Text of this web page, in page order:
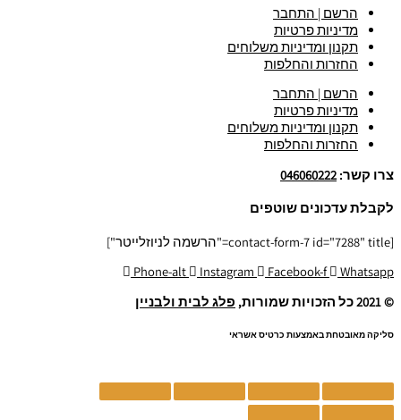
הרשם | התחבר
מדיניות פרטיות
תקנון ומדיניות משלוחים
החזרות והחלפות
הרשם | התחבר
מדיניות פרטיות
תקנון ומדיניות משלוחים
החזרות והחלפות
צרו קשר: 046060222
לקבלת עדכונים שוטפים
[contact-form-7 id="7288" title="הרשמה לניוזלייטר"]
Phone-alt
Instagram Facebook-f
Whatsapp
© 2021 כל הזכויות שמורות,
פלג לבית ולבניין
סליקה מאובטחת באמצעות כרטיס אשראי